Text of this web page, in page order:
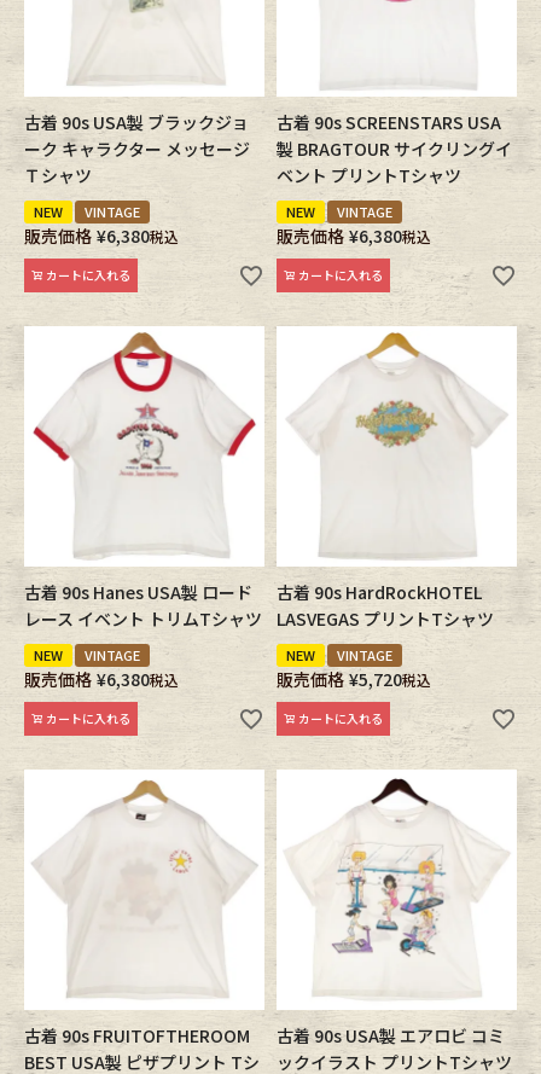
古着 90s USA製 ブラックジョ
ーク キャラクター メッセージ
Ｔシャツ
NEW VINTAGE
販売価格 ¥6,380税込
カートに入れる
古着 90s SCREENSTARS USA
製 BRAGTOUR サイクリングイ
ベント プリントTシャツ
NEW VINTAGE
販売価格 ¥6,380税込
カートに入れる
古着 90s Hanes USA製 ロード
レース イベント トリムTシャツ
NEW VINTAGE
販売価格 ¥6,380税込
カートに入れる
古着 90s HardRockHOTEL
LASVEGAS プリントTシャツ
NEW VINTAGE
販売価格 ¥5,720税込
カートに入れる
古着 90s FRUITOFTHEROOM
BEST USA製 ピザプリント Tシ
古着 90s USA製 エアロビ コミ
ックイラスト プリントTシャツ